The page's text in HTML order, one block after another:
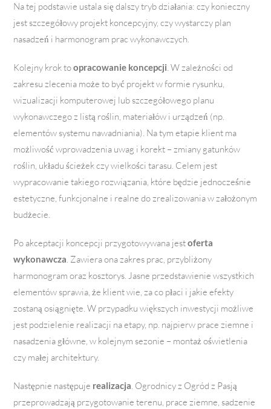
Na tej podstawie ustala się dalszy tryb działania: czy konieczny
jest szczegółowy projekt koncepcyjny, czy wystarczy plan
nasadzeń i harmonogram prac wykonawczych.
Kolejny krok toopracowanie koncepcji. W zależności od
zakresu zlecenia może to być projekt w formie rysunku,
wizualizacji komputerowej lub szczegółowego planu
wykonawczego z listą roślin, materiałów i urządzeń (np.
elementów systemu nawadniania). Na tym etapie klient ma
możliwość wprowadzenia uwag i korekt – zmiany gatunków
roślin, układu ścieżek czy wielkości tarasu. Celem jest
wypracowanie takiego rozwiązania, które będzie jednocześnie
estetyczne, funkcjonalne i realne do zrealizowania w założonym
budżecie.
Po akceptacji koncepcji przygotowywana jestoferta
wykonawcza. Zawiera ona zakres prac, przybliżony
harmonogram oraz kosztorys. Jasne przedstawienie wszystkich
elementów sprawia, że klient wie, za co płaci i jakie efekty
zostaną osiągnięte. W przypadku większych inwestycji możliwe
jest podzielenie realizacji na etapy, np. najpierw prace ziemne i
nasadzenia główne, w kolejnym sezonie – montaż oświetlenia
czy małej architektury.
Następnie następuje realizacja. Ogrodnicy z Ogród z Pasją
przeprowadzają przygotowanie terenu, prace ziemne, sadzenie